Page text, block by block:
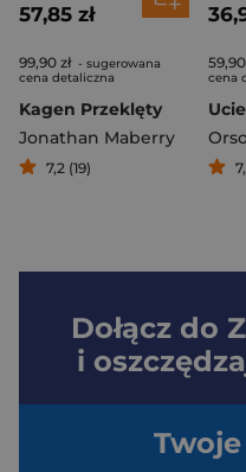
57,85 zł
99,90 zł - sugerowana
cena detaliczna
Kagen Przeklęty
Jonathan Maberry
7,2 (19)
59,90
cena
Dołącz do
i